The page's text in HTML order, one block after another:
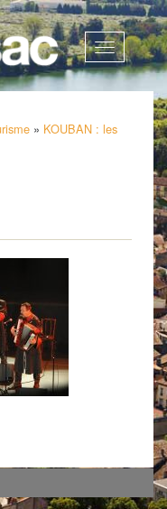
Afficher
la
» KOUBAN : les